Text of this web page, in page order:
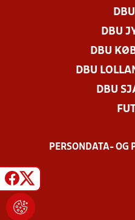
DBU
DBU
DBU
DBU
PERSONDATA- OG